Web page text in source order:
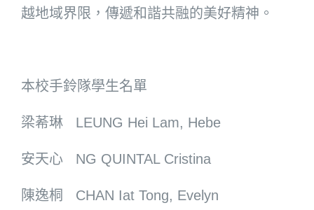
越地域界限，傳遞和諧共融的美好精神。
本校手鈴隊學生名單
梁莃琳 LEUNG Hei Lam, Hebe
安天心 NG QUINTAL Cristina
陳逸桐 CHAN Iat Tong, Evelyn